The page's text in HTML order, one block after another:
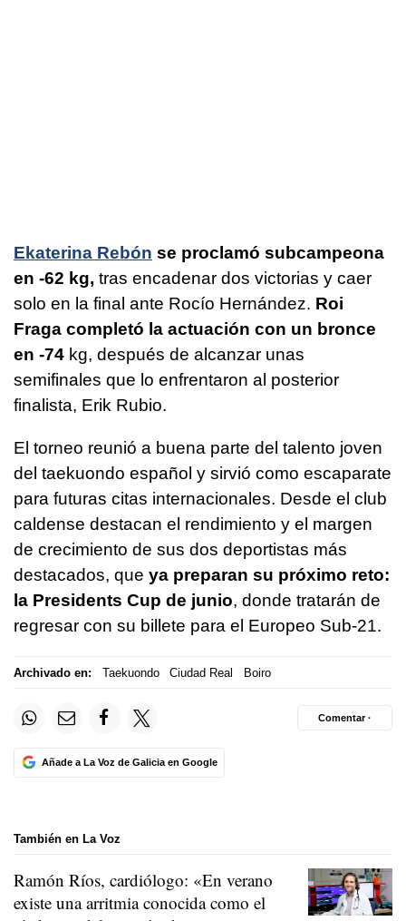
Ekaterina Rebón se proclamó subcampeona
en -62 kg, tras encadenar dos victorias y caer
solo en la final ante Rocío Hernández. Roi
Fraga completó la actuación con un bronce
en -74 kg, después de alcanzar unas
semifinales que lo enfrentaron al posterior
finalista, Erik Rubio.
El torneo reunió a buena parte del talento joven
del taekuondo español y sirvió como escaparate
para futuras citas internacionales. Desde el club
caldense destacan el rendimiento y el margen
de crecimiento de sus dos deportistas más
destacados, que ya preparan su próximo reto:
la Presidents Cup de junio, donde tratarán de
regresar con su billete para el Europeo Sub-21.
Archivado en: Taekuondo Ciudad Real Boiro
Añade a La Voz de Galicia en Google
Comentar ·
También en La Voz
Ramón Ríos, cardiólogo: «En verano
existe una arritmia conocida como el